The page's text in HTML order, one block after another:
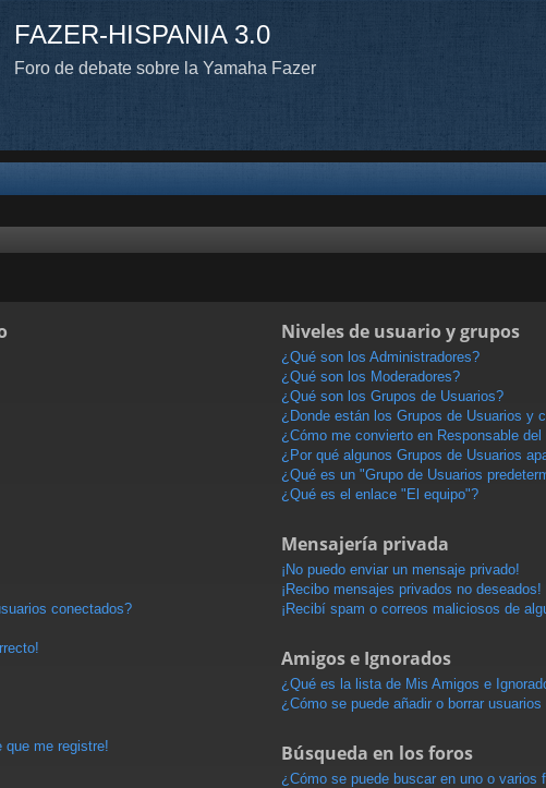
FAZER-HISPANIA 3.0
Foro de debate sobre la Yamaha Fazer
conectados?
que me registre!
Niveles de usuario y grupos
¿Qué son los Administradores?
¿Qué son los Moderadores?
¿Qué son los Grupos de Usuarios?
¿Donde están los Grupos de Usuarios y
¿Cómo me convierto en Responsable del
¿Por qué algunos Grupos de Usuarios
¿Qué es un "Grupo de Usuarios
¿Qué es el enlace "El equipo"?
Mensajería privada
¡No puedo enviar un mensaje privado!
¡Recibo mensajes privados no deseados!
¡Recibí spam o correos maliciosos de
Amigos e Ignorados
¿Qué es la lista de Mis Amigos e
¿Cómo se puede añadir o borrar
Búsqueda en los foros
¿Cómo se puede buscar en uno o varios